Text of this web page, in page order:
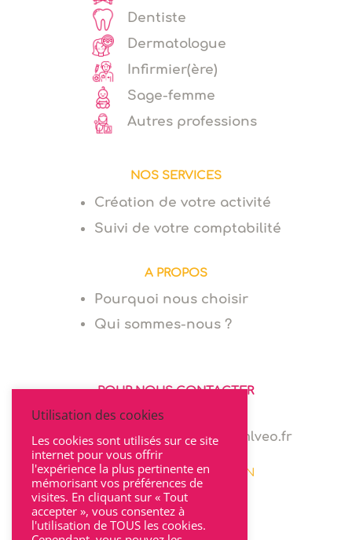
Dentiste
Dermatologue
Infirmier(ère)
Sage-femme
Autres professions
NOS SERVICES
Création de votre activité
Suivi de votre comptabilité
A PROPOS
Pourquoi nous choisir
Qui sommes-nous ?
POUR NOUS CONTACTER
06 64 94 03 68
marie.levionnois@cabinet-mlveo.fr
22 rue Seguin 69002 LYON
Utilisation des cookies
Les cookies sont utilisés sur ce site
internet pour vous offrir
l'expérience la plus pertinente en
mémorisant vos préférences de
visites. En cliquant sur « Tout
accepter », vous consentez à
l'utilisation de TOUS les cookies.